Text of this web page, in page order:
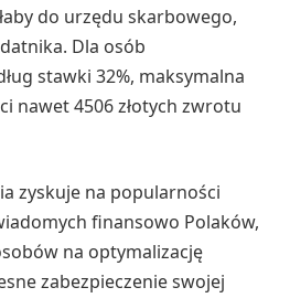
do urzędu skarbowego,
Dla osób
stawki 32%, maksymalna
nawet 4506 złotych zwrotu
zyskuje na popularności
finansowo Polaków,
na optymalizację
zabezpieczenie swojej